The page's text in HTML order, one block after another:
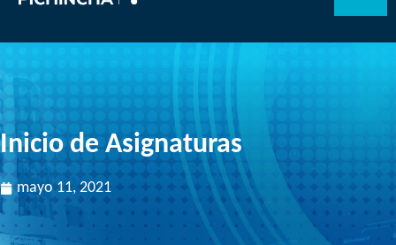
Inicio de Asignaturas
mayo 11, 2021